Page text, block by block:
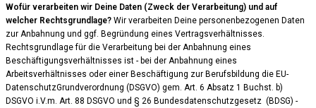
Wofür verarbeiten wir Deine Daten (Zweck der Verarbeitung) und auf
welcher Rechtsgrundlage? Wir verarbeiten Deine personenbezogenen Daten
zur Anbahnung und ggf. Begründung eines Vertragsverhältnisses.
Rechtsgrundlage für die Verarbeitung bei der Anbahnung eines
Beschäftigungsverhältnisses ist - bei der Anbahnung eines
Arbeitsverhältnisses oder einer Beschäftigung zur Berufsbildung die EU-
DatenschutzGrundverordnung (DSGVO) gem. Art. 6 Absatz 1 Buchst. b)
DSGVO i.V.m. Art. 88 DSGVO und § 26 Bundesdatenschutzgesetz (BDSG) -